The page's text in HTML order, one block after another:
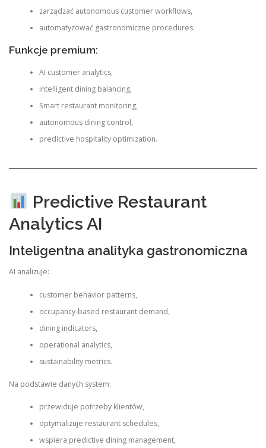
zarządzać autonomous customer workflows,
automatyzować gastronomiczne procedures.
Funkcje premium:
AI customer analytics,
intelligent dining balancing,
Smart restaurant monitoring,
autonomous dining control,
predictive hospitality optimization.
Predictive Restaurant
Analytics AI
Inteligentna analityka gastronomiczna
AI analizuje:
customer behavior patterns,
occupancy-based restaurant demand,
dining indicators,
operational analytics,
sustainability metrics.
Na podstawie danych system:
przewiduje potrzeby klientów,
optymalizuje restaurant schedules,
wspiera predictive dining management,